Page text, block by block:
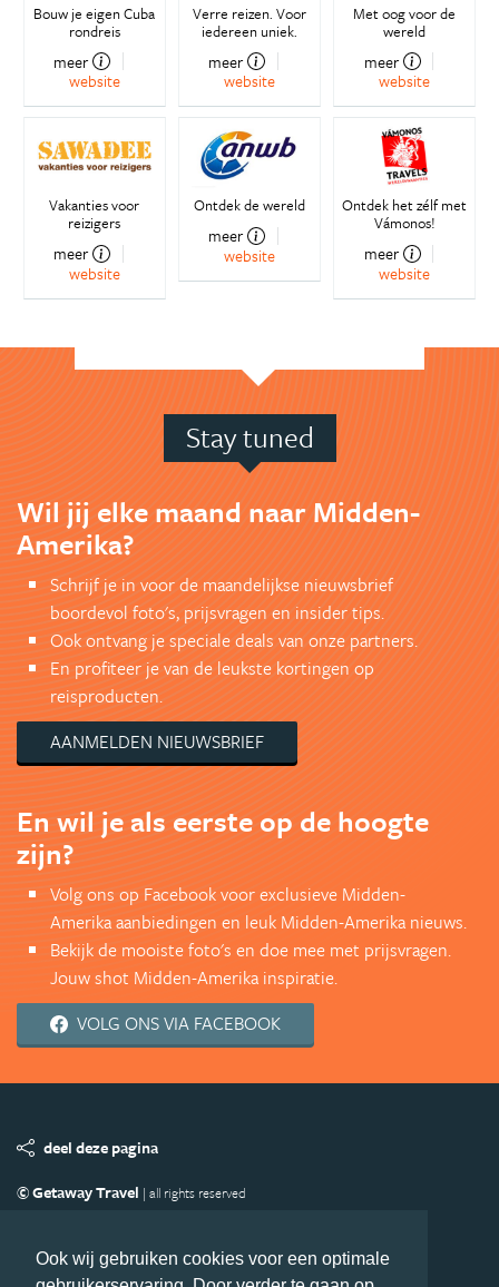
Ook wij gebruiken cookies voor een optimale
Bouw je eigen Cuba
rondreis
meer
website
Verre reizen. Voor
iedereen uniek.
meer
website
Met oog voor de
wereld
meer
website
Vakanties voor
reizigers
meer
website
Ontdek de wereld
meer
website
Ontdek het zélf met
Vámonos!
meer
website
Stay tuned
Wil jij elke maand naar Midden-
Amerika?
Schrijf je in voor de maandelijkse nieuwsbrief
boordevol foto's, prijsvragen en insider tips.
Ook ontvang je speciale deals van onze partners.
En profiteer je van de leukste kortingen op
reisproducten.
AANMELDEN NIEUWSBRIEF
En wil je als eerste op de hoogte
zijn?
Volg ons op Facebook voor exclusieve Midden-
Amerika aanbiedingen en leuk Midden-Amerika nieuws.
Bekijk de mooiste foto's en doe mee met prijsvragen.
Jouw shot Midden-Amerika inspiratie.
VOLG ONS VIA FACEBOOK
deel deze pagina
© Getaway Travel | all rights reserved
Copyright
Privacy statement Disclaimer
Cookies